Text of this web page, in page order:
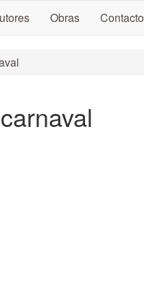
Obras Contacto